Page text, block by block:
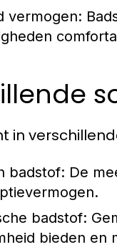
vermogen:
in
badstof: De
badstof:
bieden en